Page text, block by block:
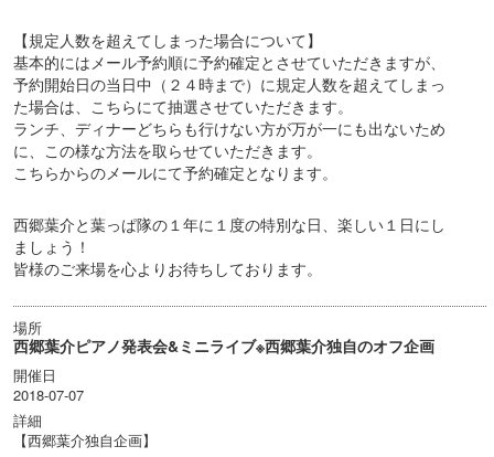
【規定人数を超えてしまった場合について】
基本的にはメール予約順に予約確定とさせていただきますが、
予約開始日の当日中（２４時まで）に規定人数を超えてしまっ
た場合は、こちらにて抽選させていただきます。
ランチ、ディナーどちらも行けない方が万が一にも出ないため
に、この様な方法を取らせていただきます。
こちらからのメールにて予約確定となります。
西郷葉介と葉っぱ隊の１年に１度の特別な日、楽しい１日にし
ましょう！
皆様のご来場を心よりお待ちしております。
場所
西郷葉介ピアノ発表会&ミニライブ※西郷葉介独自のオフ企画
開催日
2018-07-07
詳細
【西郷葉介独自企画】